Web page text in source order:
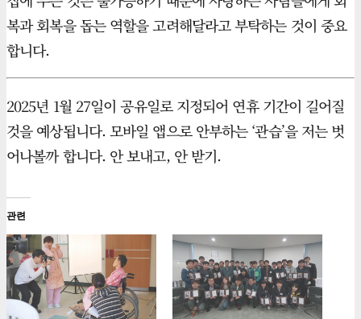
복과 회복을 돕는 역할을 고려해달라고 부탁하는 것이 중요
합니다.
2025년 1월 27일이 공유일로 지정되어 연휴 기간이 길어질
것을 예상됩니다. 모바일 앱으로 안부하는 ‘관습’을 저는 벗
어나볼까 합니다. 안 보내고, 안 받기.
관련